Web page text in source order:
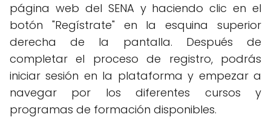
página web del SENA y haciendo clic en el
botón "Regístrate" en la esquina superior
derecha de la pantalla. Después de
completar el proceso de registro, podrás
iniciar sesión en la plataforma y empezar a
navegar por los diferentes cursos y
programas de formación disponibles.